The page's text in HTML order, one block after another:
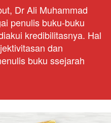
Dr Ali Muhammad
penulis buku-buku
kredibilitasnya. Hal
dan
buku ssejarah